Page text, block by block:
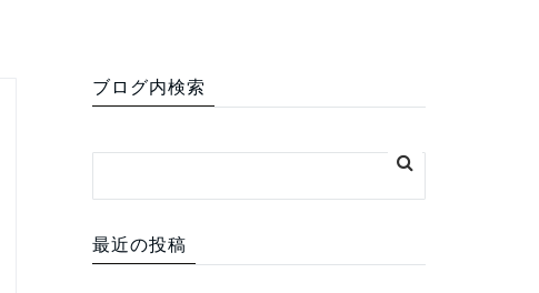
ブログ内検索
最近の投稿